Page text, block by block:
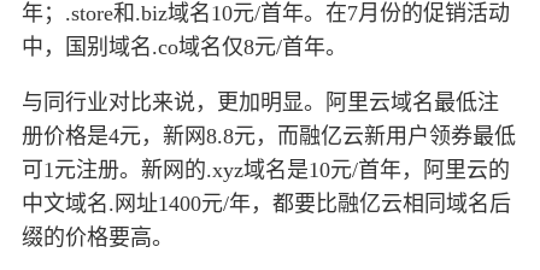
年；.store和.biz域名10元/首年。在7月份的促销活动
中，国别域名.co域名仅8元/首年。
与同行业对比来说，更加明显。阿里云域名最低注
册价格是4元，新网8.8元，而融亿云新用户领券最低
可1元注册。新网的.xyz域名是10元/首年，阿里云的
中文域名.网址1400元/年，都要比融亿云相同域名后
缀的价格要高。